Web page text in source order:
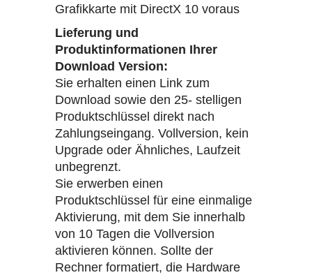
Grafikkarte mit DirectX 10 voraus
Lieferung und
Produktinformationen Ihrer
Download Version:
Sie erhalten einen Link zum
Download sowie den 25- stelligen
Produktschlüssel direkt nach
Zahlungseingang. Vollversion, kein
Upgrade oder Ähnliches, Laufzeit
unbegrenzt.
Sie erwerben einen
Produktschlüssel für eine einmalige
Aktivierung, mit dem Sie innerhalb
von 10 Tagen die Vollversion
aktivieren können. Sollte der
Rechner formatiert, die Hardware